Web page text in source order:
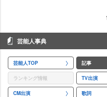
芸能人事典
芸能人TOP 記事
ランキング情報 TV出演
CM出演 歌詞